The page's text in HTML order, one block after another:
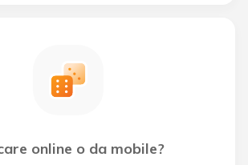
online o da mobile?